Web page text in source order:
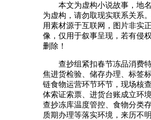
本文为虚构小说故事，地
为虚构，请勿取现实联系关系
用素材源于互联网，图片非实
像，仅用于叙事呈现，若有侵
删除！
查抄组紧扣春节冻品消费
焦进货检验、储存办理、标签
链食物运营环节环节，现场核
体索证索票、进货台账成立环
查抄冻库温度管控、食物分类
质期办理等落实环境，来历不